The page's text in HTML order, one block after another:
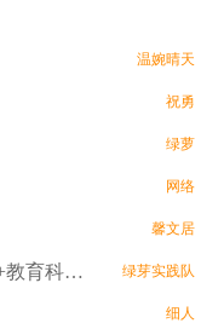
温婉晴天
祝勇
绿萝
网络
馨文居
7月16日岭师伙食故事+绿芽社会实践队+教育科学学院 绿芽实践队
细人